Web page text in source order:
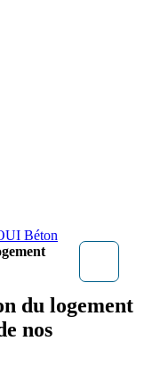
Béton
du logement
nos